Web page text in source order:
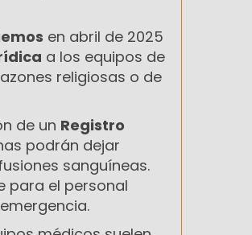
en abril de 2025
a los equipos de
religiosas o de
de un Registro
podrán dejar
sanguíneas.
para el personal